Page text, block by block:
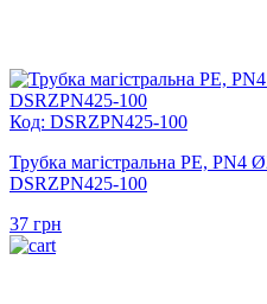
Код: DSRZPN425-100
Трубка магістральна PE, PN4
DSRZPN425-100
37 грн